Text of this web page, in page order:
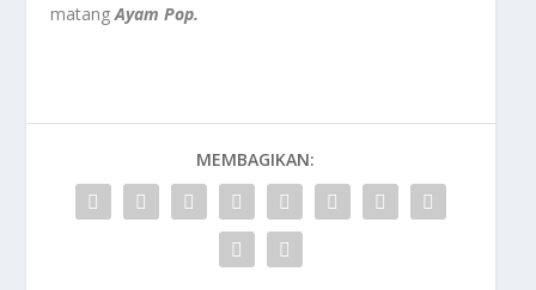
matang Ayam Pop.
MEMBAGIKAN: